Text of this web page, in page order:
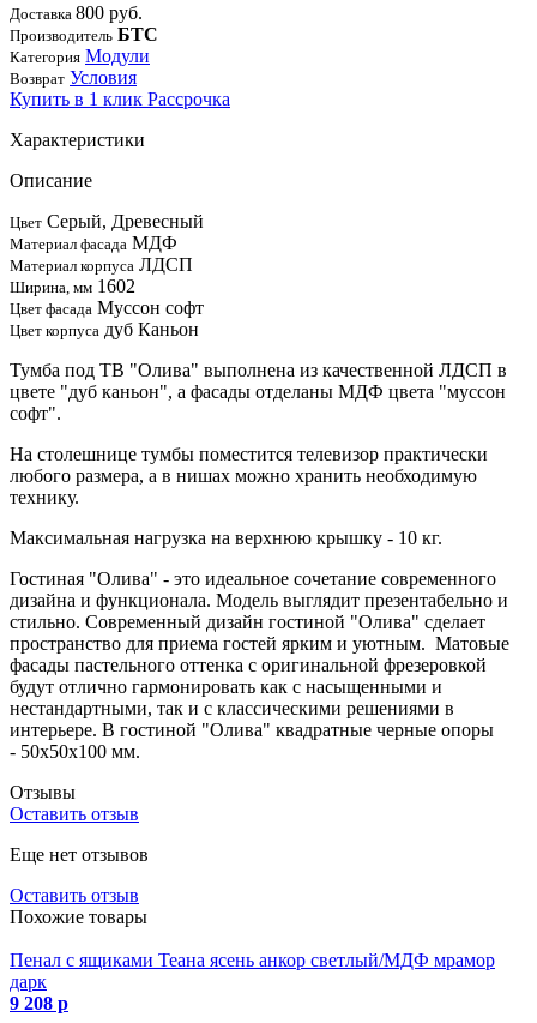
Доставка 800 руб.
Производитель БТС
Категория Модули
Возврат Условия
Купить в 1 клик Рассрочка
Характеристики
Описание
Цвет Серый, Древесный
Материал фасада МДФ
Материал корпуса ЛДСП
Ширина, мм 1602
Цвет фасада Муссон софт
Цвет корпуса дуб Каньон
Тумба под ТВ "Олива" выполнена из качественной ЛДСП в
цвете "дуб каньон", а фасады отделаны МДФ цвета "муссон
софт".
На столешнице тумбы поместится телевизор практически
любого размера, а в нишах можно хранить необходимую
технику.
Максимальная нагрузка на верхнюю крышку - 10 кг.
Гостиная "Олива" - это идеальное сочетание современного
дизайна и функционала. Модель выглядит презентабельно и
стильно. Современный дизайн гостиной "Олива" сделает
пространство для приема гостей ярким и уютным. Матовые
фасады пастельного оттенка с оригинальной фрезеровкой
будут отлично гармонировать как с насыщенными и
нестандартными, так и с классическими решениями в
интерьере. В гостиной "Олива" квадратные черные опоры
- 50х50х100 мм.
Отзывы
Оставить отзыв
Еще нет отзывов
Оставить отзыв
Похожие товары
Пенал с ящиками Теана ясень анкор светлый/МДФ мрамор
дарк
9 208 р